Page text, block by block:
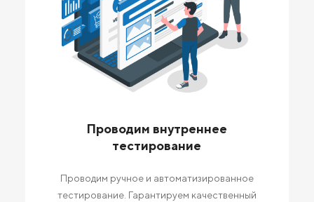
Проводим внутреннее
тестирование
Проводим ручное и автоматизированное
тестирование. Гарантируем качественный